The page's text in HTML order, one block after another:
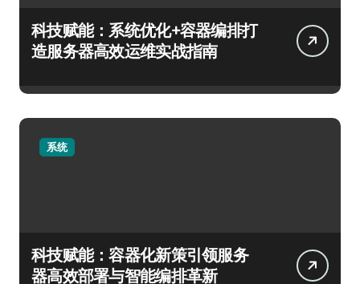
科技赋能：系统优化+容器编排打
造服务器高效运维实战指南
系统
科技赋能：容器化新策引领服务
器高效部署与智能编排革新